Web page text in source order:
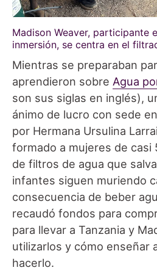
Madison Weaver, participante
inmersión, se centra en el
Mientras se preparaban
aprendieron sobre Agua
son sus siglas en inglés),
ánimo de lucro con sede
por Hermana Ursulina
formado a mujeres de casi
de filtros de agua que
infantes siguen muriendo
consecuencia de beber
recaudó fondos para
para llevar a Tanzania y
utilizarlos y cómo enseñar
hacerlo.